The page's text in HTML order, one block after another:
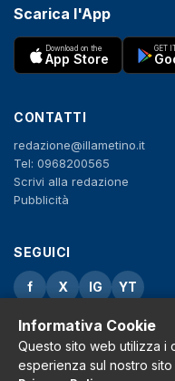
Scarica l'App
Download on the
App Store
GET
CONTATTI
redazione@illametino.it
Tel: 0968200565
Scrivi alla redazione
Pubblicità
SEGUICI
f X IG YT
Privacy Policy
Cookie Policy
Note legali
Informativa Cookie
Questo sito web utilizza i
esperienza sul nostro sito